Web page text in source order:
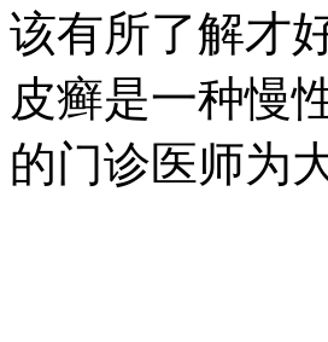
该有所了解才
皮癣是一种慢
的门诊医师为